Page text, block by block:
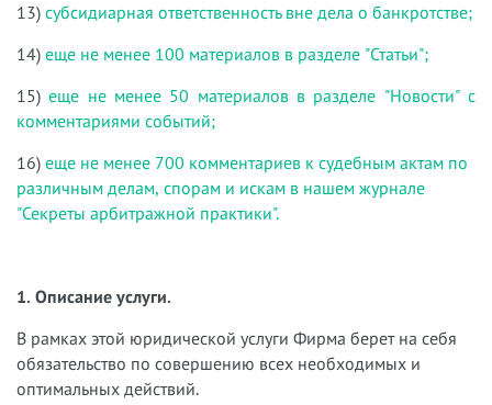
13) субсидиарная ответственность вне дела о банкротстве;
14) еще не менее 100 материалов в разделе "Статьи";
15)еще не менее 50 материалов в разделе "Новости" с
комментариями событий;
16) еще не менее 700 комментариев к судебным актам по
различным делам, спорам и искам в нашем журнале
"Секреты арбитражной практики".
1. Описание услуги.
В рамках этой юридической услуги Фирма берет на себя
обязательство по совершению всех необходимых и
оптимальных действий.